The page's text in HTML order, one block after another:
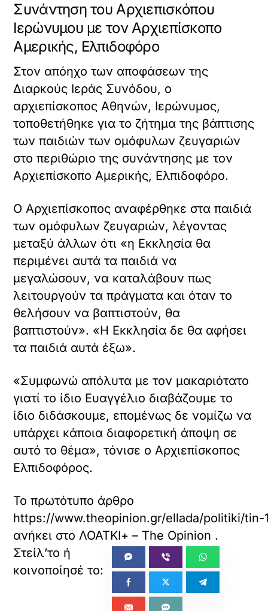
Συνάντηση του Αρχιεπισκόπου
Ιερώνυμου με τον Αρχιεπίσκοπο
Αμερικής, Ελπιδοφόρο
Στον απόηχο των αποφάσεων της
Διαρκούς Ιεράς Συνόδου, ο
αρχιεπίσκοπος Αθηνών, Ιερώνυμος,
τοποθετήθηκε για το ζήτημα της βάπτισης
των παιδιών των ομόφυλων ζευγαριών
στο περιθώριο της συνάντησης με τον
Αρχιεπίσκοπο Αμερικής, Ελπιδοφόρο.
Ο Αρχιεπίσκοπος αναφέρθηκε στα παιδιά
των ομόφυλων ζευγαριών, λέγοντας
μεταξύ άλλων ότι «η Εκκλησία θα
περιμένει αυτά τα παιδιά να
μεγαλώσουν, να καταλάβουν πως
λειτουργούν τα πράγματα και όταν το
θελήσουν να βαπτιστούν, θα
βαπτιστούν». «Η Εκκλησία δε θα αφήσει
τα παιδιά αυτά έξω».
«Συμφωνώ απόλυτα με τον μακαριότατο
γιατί το ίδιο Ευαγγέλιο διαβάζουμε το
ίδιο διδάσκουμε, επομένως δε νομίζω να
υπάρχει κάποια διαφορετική άποψη σε
αυτό το θέμα», τόνισε ο Αρχιεπίσκοπος
Ελπιδοφόρος.
Το πρωτότυπο άρθρο
https://www.theopinion.gr/ellada/politiki/
ανήκει στοΛΟΑΤΚΙ+ – The Opinion .